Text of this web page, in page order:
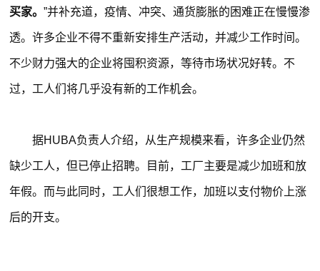
买家。”并补充道，疫情、冲突、通货膨胀的困难正在慢慢渗
透。许多企业不得不重新安排生产活动，并减少工作时间。
不少财力强大的企业将囤积资源，等待市场状况好转。不
过，工人们将几乎没有新的工作机会。
据HUBA负责人介绍，从生产规模来看，许多企业仍然
缺少工人，但已停止招聘。目前，工厂主要是减少加班和放
年假。而与此同时，工人们很想工作，加班以支付物价上涨
后的开支。